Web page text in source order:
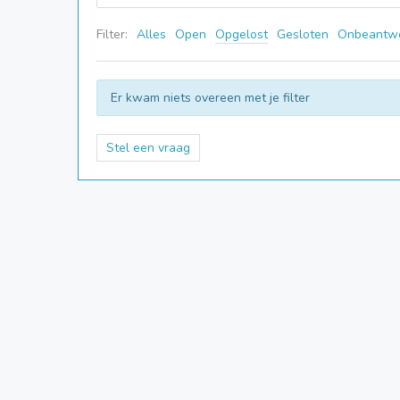
Filter: Alles Open Opgelost Gesloten
Er kwam niets overeen met je filter
Stel een vraag